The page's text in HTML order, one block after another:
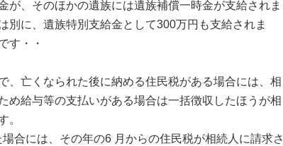
が、そのほかの遺族には遺族補償一時金が支給されま
別に、遺族特別支給金として300万円も支給されま
す・・
、亡くなられた後に納める住民税がある場合には、相
め給与等の支払いがある場合は一括徴収したほうが相
。
合には、その年の6 月からの住民税が相続人に請求さ